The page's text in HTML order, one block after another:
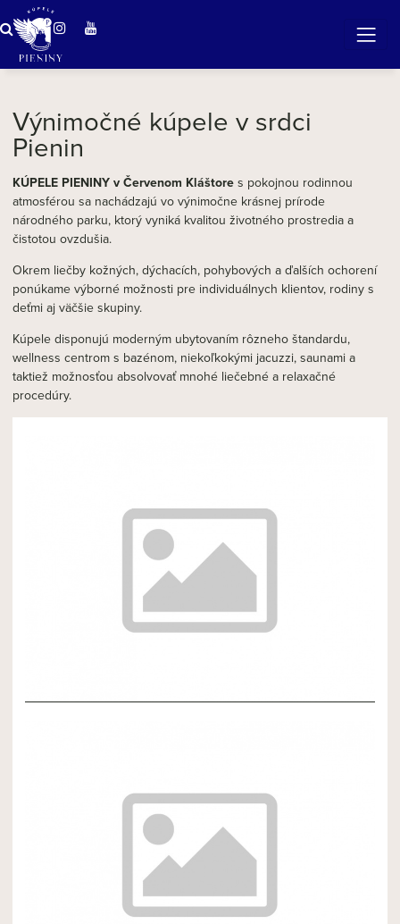
Zázračná voda v Pieninách
Výnimočné kúpele v srdci
Pienin
KÚPELE PIENINY v Červenom Kláštore s pokojnou rodinnou
atmosférou sa nachádzajú vo výnimočne krásnej prírode
národného parku, ktorý vyniká kvalitou životného prostredia a
čistotou ovzdušia.
Okrem liečby kožných, dýchacích, pohybových a ďalších ochorení
ponúkame výborné možnosti pre individuálnych klientov, rodiny s
deťmi aj väčšie skupiny.
Kúpele disponujú moderným ubytovaním rôzneho štandardu,
wellness centrom s bazénom, niekoľkokými jacuzzi, saunami a
taktiež možnosťou absolvovať mnohé liečebné a relaxačné
procedúry.